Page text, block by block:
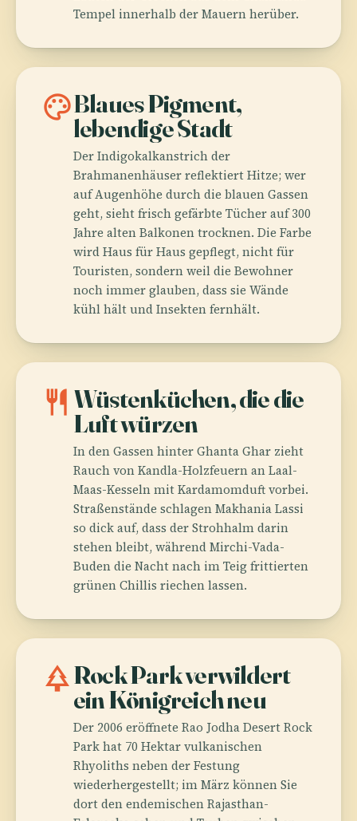
Tempel innerhalb der Mauern herüber.
paletteBlaues Pigment,
lebendige Stadt
Der Indigokalkanstrich der
Brahmanenhäuser reflektiert Hitze; wer
auf Augenhöhe durch die blauen Gassen
geht, sieht frisch gefärbte Tücher auf 300
Jahre alten Balkonen trocknen. Die Farbe
wird Haus für Haus gepflegt, nicht für
Touristen, sondern weil die Bewohner
noch immer glauben, dass sie Wände
kühl hält und Insekten fernhält.
restaurant Wüstenküchen, die die
Luft würzen
In den Gassen hinter Ghanta Ghar zieht
Rauch von Kandla-Holzfeuern an Laal-
Maas-Kesseln mit Kardamomduft vorbei.
Straßenstände schlagen Makhania Lassi
so dick auf, dass der Strohhalm darin
stehen bleibt, während Mirchi-Vada-
Buden die Nacht nach im Teig frittierten
grünen Chillis riechen lassen.
parkRock Park verwildert
ein Königreich neu
Der 2006 eröffnete Rao Jodha Desert Rock
Park hat 70 Hektar vulkanischen
Rhyoliths neben der Festung
wiederhergestellt; im März können Sie
dort den endemischen Rajasthan-